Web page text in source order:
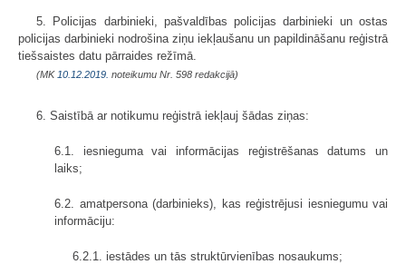
5. Policijas darbinieki, pašvaldības policijas darbinieki un ostas
policijas darbinieki nodrošina ziņu iekļaušanu un papildināšanu reģistrā
tiešsaistes datu pārraides režīmā.
(MK 10.12.2019. noteikumu Nr. 598 redakcijā)
6. Saistībā ar notikumu reģistrā iekļauj šādas ziņas:
6.1. iesnieguma vai informācijas reģistrēšanas datums un
laiks;
6.2. amatpersona (darbinieks), kas reģistrējusi iesniegumu vai
informāciju:
6.2.1. iestādes un tās struktūrvienības nosaukums;